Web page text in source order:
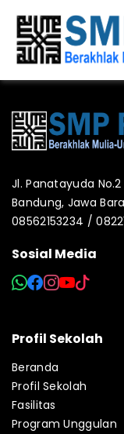
Jl. Panatayuda
Bandung, Jawa
08562153234 /
Sosial Media
Profil Sekolah
Beranda
Profil Sekolah
Fasilitas
Program Unggulan